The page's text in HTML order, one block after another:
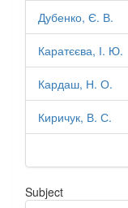
Дубенко, Є. В.
Каратєєва, І. Ю.
Кардаш, Н. О.
Киричук, В. С.
Subject